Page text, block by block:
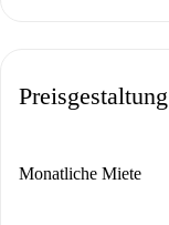
Preisgestaltung
Monatliche Miete